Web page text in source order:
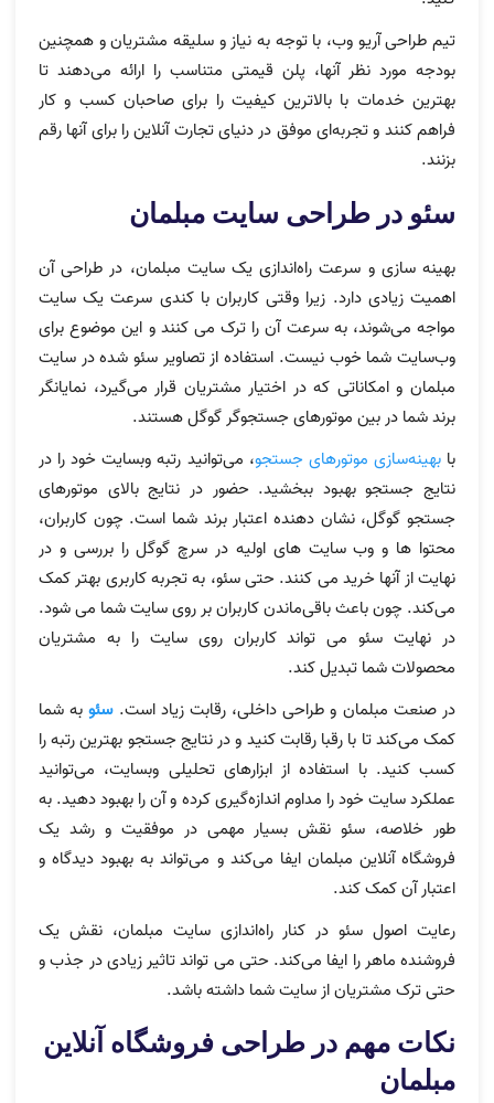
تیم طراحی آریو وب، با توجه به نیاز و سلیقه مشتریان و همچنین
بودجه مورد نظر آنها، پلن قیمتی متناسب را ارائه می‌دهند تا
بهترین خدمات با بالاترین کیفیت را برای صاحبان کسب و کار
فراهم کنند و تجربه‌ای موفق در دنیای تجارت آنلاین را برای آنها رقم
بزنند.
سئو در طراحی سایت مبلمان
بهینه‌ سازی و سرعت راه‌اندازی یک سایت مبلمان، در طراحی آن
اهمیت زیادی دارد. زیرا وقتی کاربران با کندی سرعت یک سایت
مواجه می‌شوند، به سرعت آن را ترک می کنند و این موضوع برای
وب‌سایت شما خوب نیست. استفاده از تصاویر سئو شده در سایت
مبلمان و امکاناتی که در اختیار مشتریان قرار می‌گیرد، نمایانگر
برند شما در بین موتورهای جستجوگر گوگل هستند.
بابهینه‌سازی موتورهای جستجو، می‌توانید رتبه وبسایت خود را در
نتایج جستجو بهبود ببخشید. حضور در نتایج بالای موتورهای
جستجو گوگل، نشان دهنده اعتبار برند شما است. چون کاربران،
محتوا ها و وب سایت های اولیه در سرچ گوگل را بررسی و در
نهایت از آنها خرید می کنند. حتی سئو، به تجربه کاربری بهتر کمک
می‌کند. چون باعث باقی‌ماندن کاربران بر روی سایت شما می شود.
در نهایت سئو می تواند کاربران روی سایت را به مشتریان
محصولات شما تبدیل کند.
در صنعت مبلمان و طراحی داخلی، رقابت زیاد است.سئو به شما
کمک می‌کند تا با رقبا رقابت کنید و در نتایج جستجو بهترین رتبه را
کسب کنید. با استفاده از ابزارهای تحلیلی وبسایت، می‌توانید
عملکرد سایت خود را مداوم اندازه‌گیری کرده و آن را بهبود دهید. به
طور خلاصه، سئو نقش بسیار مهمی در موفقیت و رشد یک
فروشگاه آنلاین مبلمان ایفا می‌کند و می‌تواند به بهبود دیدگاه و
اعتبار آن کمک کند.
رعایت اصول سئو در کنار راه‌اندازی سایت مبلمان، نقش یک
فروشنده ماهر را ایفا می‌کند. حتی می تواند تاثیر زیادی در جذب و
حتی ترک مشتریان از سایت شما داشته باشد.
نکات مهم در طراحی فروشگاه آنلاین
مبلمان